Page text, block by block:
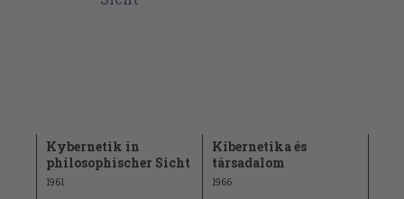
Kybernetik in
philosophischer Sicht
1961
Kibernetika és
társadalom
1966